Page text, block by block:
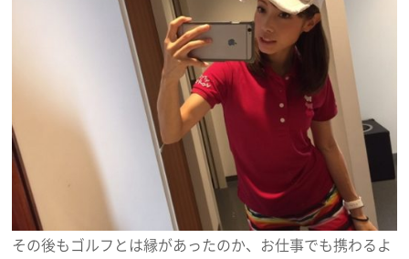
その後もゴルフとは縁があったのか、お仕事でも携わるよ